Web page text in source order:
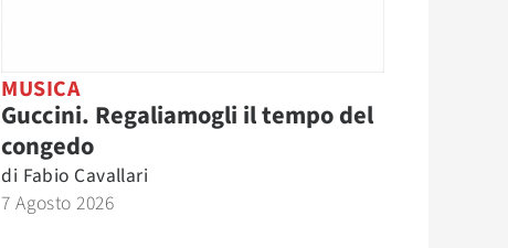
MUSICA
Guccini. Regaliamogli il tempo del
congedo
di Fabio Cavallari
7 Agosto 2026